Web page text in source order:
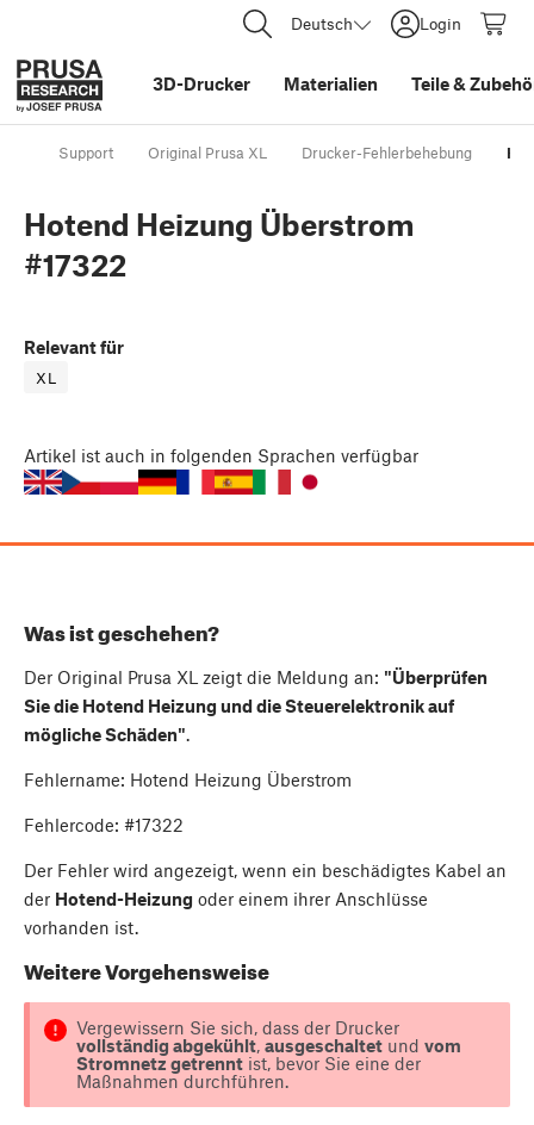
Deutsch Login
3D-Drucker Materialien Teile&
Support Original Prusa XL Drucker-Fehlerbehebung
Hotend Heizung Überstrom
#17322
Relevant für
XL
Artikel ist auch in folgenden Sprachen verfügbar
Was ist geschehen?
Der Original Prusa XL zeigt die Meldung an: "Überprüfen
Sie die Hotend Heizung und die Steuerelektronik auf
mögliche Schäden".
Fehlername: Hotend Heizung Überstrom
Fehlercode: #17322
Der Fehler wird angezeigt, wenn ein beschädigtes Kabel an
der Hotend-Heizung oder einem ihrer Anschlüsse
vorhanden ist.
Weitere Vorgehensweise
Vergewissern Sie sich, dass der Drucker
vollständig abgekühlt, ausgeschaltetund vom
Stromnetz getrenntist, bevor Sie eine der
Maßnahmen durchführen.